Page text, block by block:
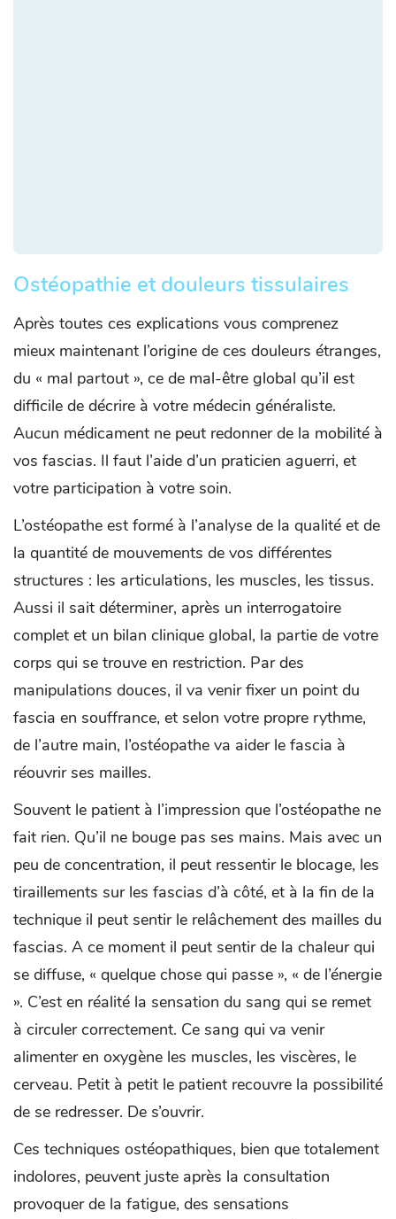
Ostéopathie et douleurs tissulaires
Après toutes ces explications vous comprenez
mieux maintenant l’origine de ces douleurs étranges,
du « mal partout », ce de mal-être global qu’il est
difficile de décrire à votre médecin généraliste.
Aucun médicament ne peut redonner de la mobilité à
vos fascias. Il faut l’aide d’un praticien aguerri, et
votre participation à votre soin.
L’ostéopathe est formé à l’analyse de la qualité et de
la quantité de mouvements de vos différentes
structures : les articulations, les muscles, les tissus.
Aussi il sait déterminer, après un interrogatoire
complet et un bilan clinique global, la partie de votre
corps qui se trouve en restriction. Par des
manipulations douces, il va venir fixer un point du
fascia en souffrance, et selon votre propre rythme,
de l’autre main, l’ostéopathe va aider le fascia à
réouvrir ses mailles.
Souvent le patient à l’impression que l’ostéopathe ne
fait rien. Qu’il ne bouge pas ses mains. Mais avec un
peu de concentration, il peut ressentir le blocage, les
tiraillements sur les fascias d’à côté, et à la fin de la
technique il peut sentir le relâchement des mailles du
fascias. A ce moment il peut sentir de la chaleur qui
se diffuse, « quelque chose qui passe », « de l’énergie
». C’est en réalité la sensation du sang qui se remet
à circuler correctement. Ce sang qui va venir
alimenter en oxygène les muscles, les viscères, le
cerveau. Petit à petit le patient recouvre la possibilité
de se redresser. De s’ouvrir.
Ces techniques ostéopathiques, bien que totalement
indolores, peuvent juste après la consultation
provoquer de la fatigue, des sensations